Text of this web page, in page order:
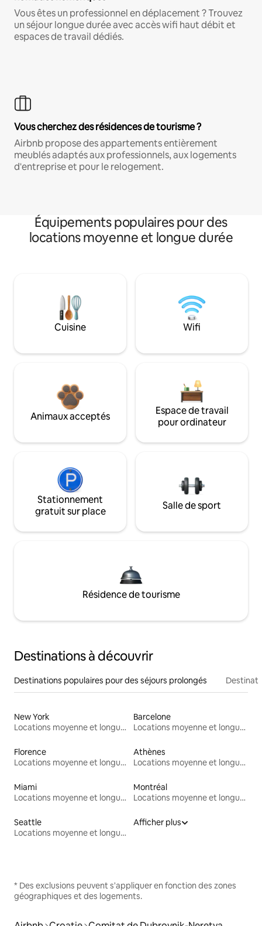
Vous êtes un professionnel en déplacement ? Trouvez
un séjour longue durée avec accès wifi haut débit et
espaces de travail dédiés.
Vous cherchez des résidences de tourisme ?
Airbnb propose des appartements entièrement
meublés adaptés aux professionnels, aux logements
d'entreprise et pour le relogement.
Équipements populaires pour des
locations moyenne et longue durée
Cuisine Wifi
Animaux acceptés
Espace de travail
pour ordinateur
Stationnement
gratuit sur place
Salle de sport
Résidence de tourisme
Destinations à découvrir
Destinations populaires pour des séjours prolongés
New York
Locations moyenne et longue durée
Barcelone
Locations moyenne et longue durée
Florence
Locations moyenne et longue durée
Athènes
Locations moyenne et longue durée
Miami
Locations moyenne et longue durée
Montréal
Locations moyenne et longue durée
Seattle
Locations moyenne et longue durée
Afficher plus
* Des exclusions peuvent s'appliquer en fonction des zones
géographiques et des logements.